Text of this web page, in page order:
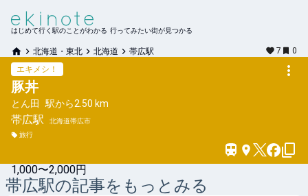
はじめて行く駅のことがわかる 行ってみたい街が見つかる
北海道・東北 北海道 帯広駅 7
0
エキメシ！
豚丼
とん田 駅から2.50 km
帯広駅
北海道帯広市
旅行
1,000〜2,000円
帯広駅の記事をもっとみる